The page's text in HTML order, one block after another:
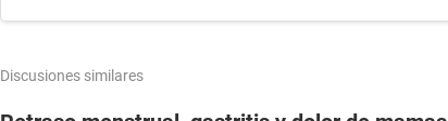
Discusiones similares